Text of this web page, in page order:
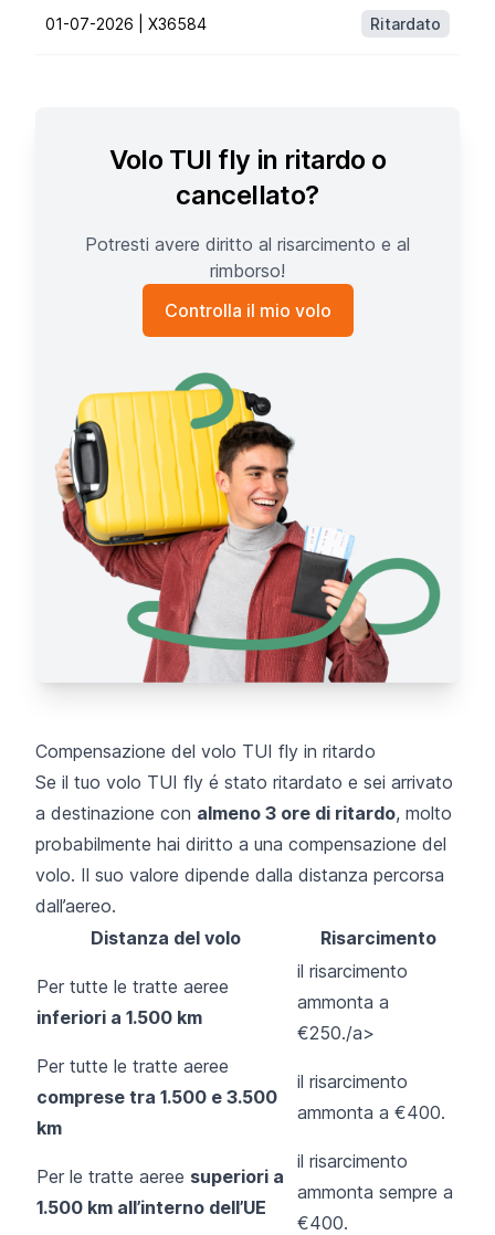
01-07-2026 | X36584 Ritardato
Volo TUI fly in ritardo o
cancellato?
Potresti avere diritto al risarcimento e al
rimborso!
Controlla il mio volo
Compensazione del volo TUI fly in ritardo
Se il tuo volo TUI fly é stato ritardato e sei arrivato
a destinazione con almeno 3 ore di ritardo, molto
probabilmente hai diritto a una compensazione del
volo. Il suo valore dipende dalla distanza percorsa
dall’aereo.
Distanza del volo
Risarcimento
Per tutte le tratte aeree
inferiori a 1.500 km
il risarcimento
ammonta a
€250./a>
Per tutte le tratte aeree
comprese tra 1.500 e 3.500
km
il risarcimento
ammonta a €400.
Per le tratte aeree superiori a
1.500 km all’interno dell’UE
il risarcimento
ammonta sempre a
€400.